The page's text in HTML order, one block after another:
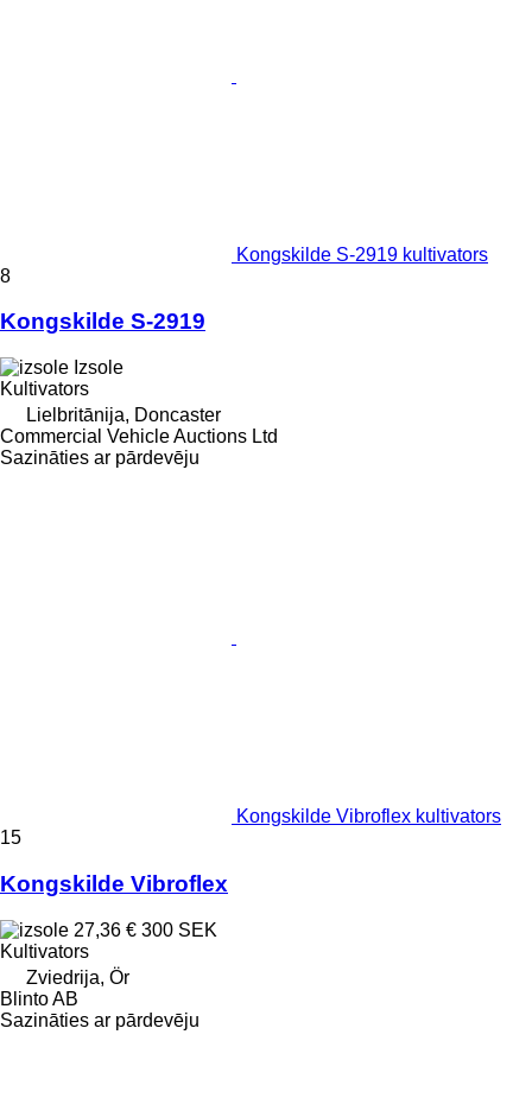
Kongskilde S-2919 kultivators
8
Kongskilde S-2919
Izsole
Kultivators
Lielbritānija, Doncaster
Commercial Vehicle Auctions Ltd
Sazināties ar pārdevēju
Kongskilde Vibroflex kultivators
15
Kongskilde Vibroflex
27,36 € 300 SEK
Kultivators
Zviedrija, Ör
Blinto AB
Sazināties ar pārdevēju